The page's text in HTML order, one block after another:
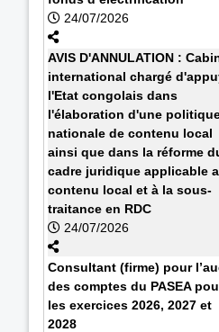
24/07/2026
AVIS D'ANNULATION :
international chargé
l'Etat congolais dans
l'élaboration d'une
nationale de contenu local
ainsi que dans la réforme
cadre juridique applicable
contenu local et à la sous-
traitance en RDC
24/07/2026
Consultant (firme) pour
des comptes du PASEA
les exercices 2026, 2027 et
2028